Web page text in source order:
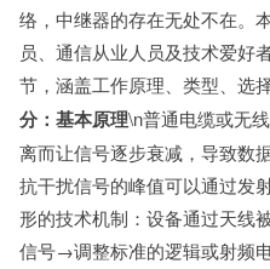
络，中继器的存在无处不在。
员、通信从业人员及技术爱好
节，涵盖工作原理、类型、选
分：基本原理\n普通电缆或无
离而让信号逐步衰减，导致数
抗干扰信号的峰值可以通过发
形的技术机制：设备通过天线
信号→调整标准的逻辑或射频